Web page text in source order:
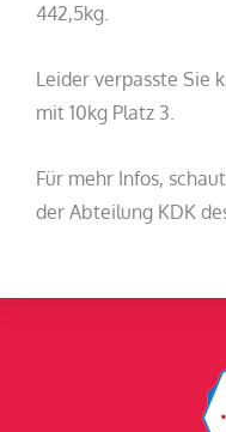
442,5kg.
Leider verpasste Sie
mit 10kg Platz 3.
Für mehr Infos,
der Abteilung KDK